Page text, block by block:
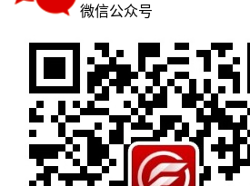
微信公众号